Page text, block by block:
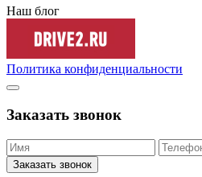
Наш блог
Политика конфиденциальности
Заказать звонок
Заказать звонок